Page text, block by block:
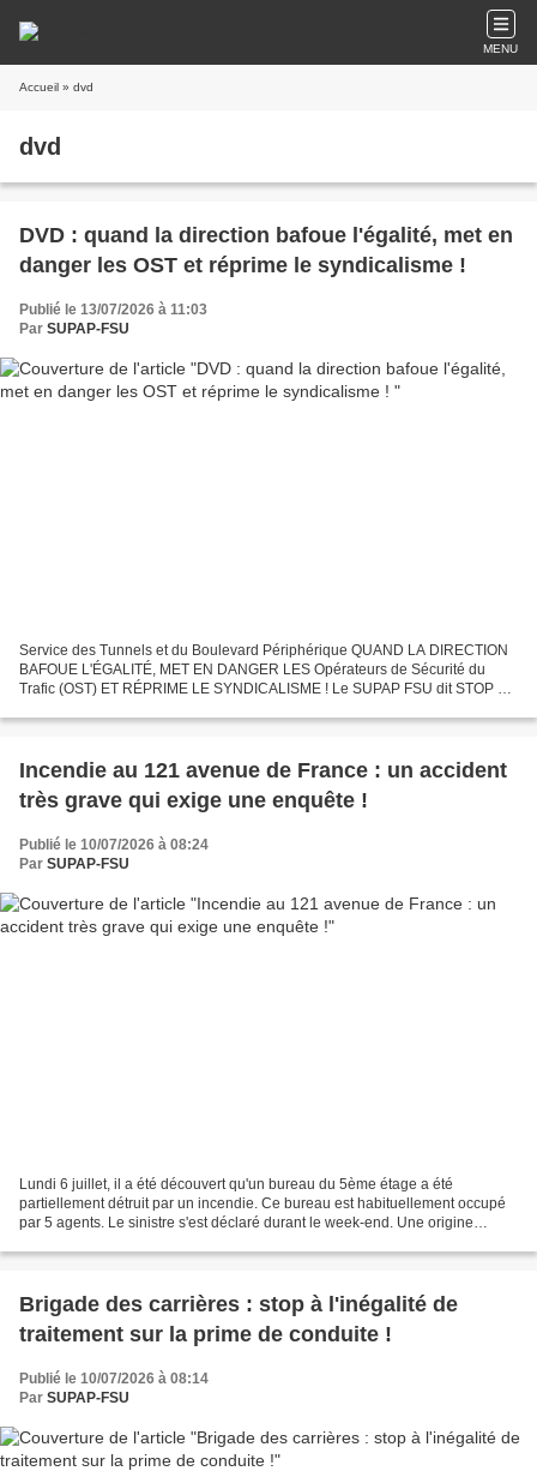
MENU
Accueil » dvd
dvd
DVD : quand la direction bafoue l'égalité, met en
danger les OST et réprime le syndicalisme !
Publié le 13/07/2026 à 11:03
Par SUPAP-FSU
Service des Tunnels et du Boulevard Périphérique QUAND LA DIRECTION
BAFOUE L'ÉGALITÉ, MET EN DANGER LES Opérateurs de Sécurité du
Trafic (OST) ET RÉPRIME LE SYNDICALISME ! Le SUPAP FSU dit STOP au
Incendie au 121 avenue de France : un accident
très grave qui exige une enquête !
Publié le 10/07/2026 à 08:24
Par SUPAP-FSU
Lundi 6 juillet, il a été découvert qu'un bureau du 5ème étage a été
partiellement détruit par un incendie. Ce bureau est habituellement occupé
par 5 agents. Le sinistre s'est déclaré durant le week-end. Une origine
Brigade des carrières : stop à l'inégalité de
traitement sur la prime de conduite !
Publié le 10/07/2026 à 08:14
Par SUPAP-FSU